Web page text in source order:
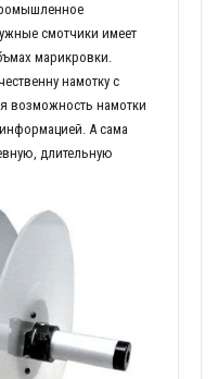
смотчики имеет
марикровки.
намотку с
возможность намотки
А сама
длительную